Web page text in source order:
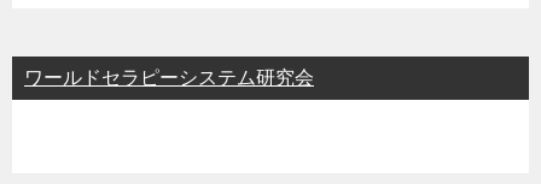
ワールドセラピーシステム研究会